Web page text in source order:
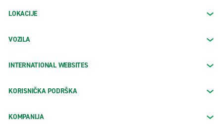
LOKACIJE
VOZILA
INTERNATIONAL WEBSITES
KORISNIČKA PODRŠKA
KOMPANIJA